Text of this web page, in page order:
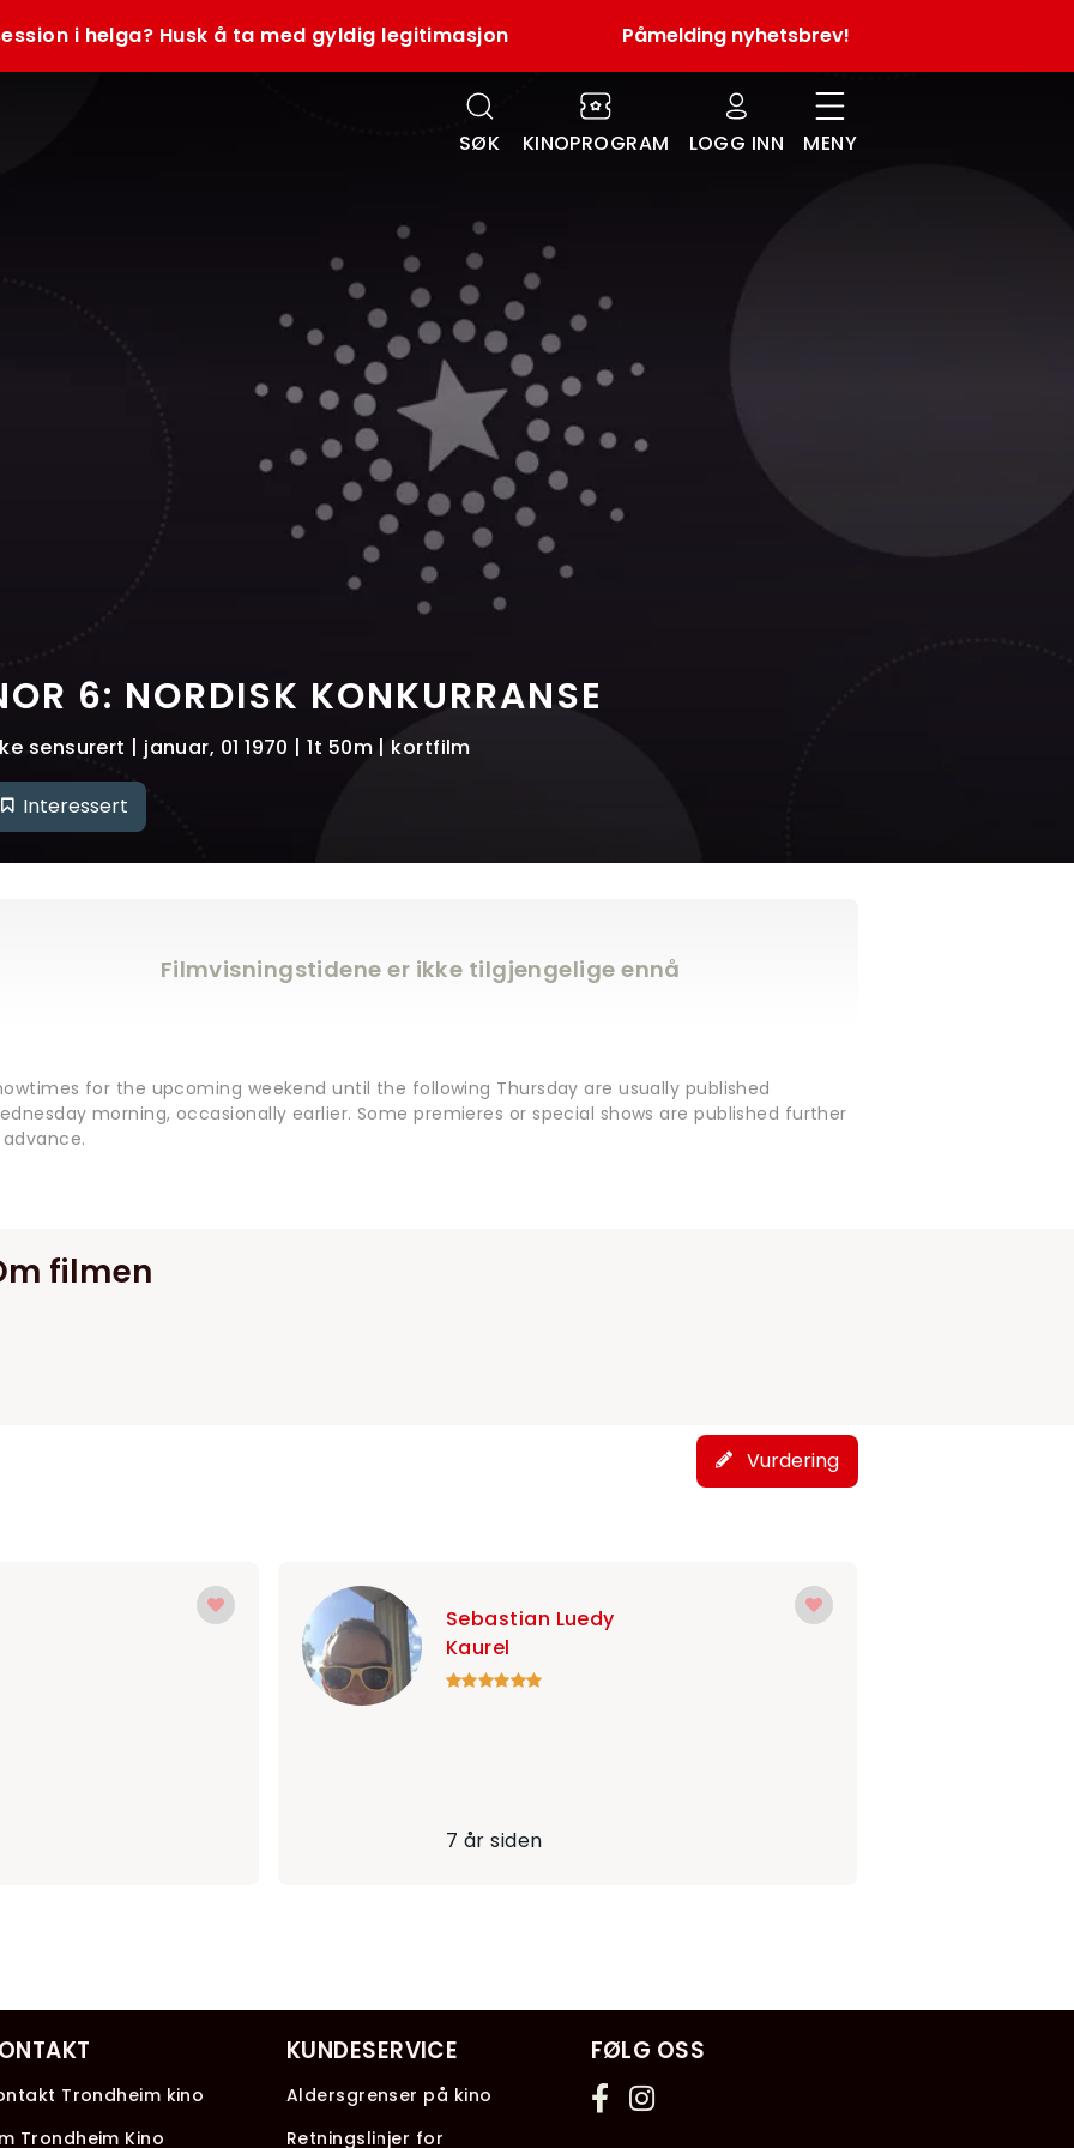
i helga? Husk å ta med gyldig legitimasjon Påmelding nyhetsbrev!
SØK KINOPROGRAM LOGG INN MENY
6: NORDISK KONKURRANSE
sensurert | januar, 01 1970 | 1t 50m | kortfilm
Interessert
Filmvisningstidene er ikke tilgjengelige ennå
for the upcoming weekend until the following Thursday are usually published
morning, occasionally earlier. Some premieres or special shows are published further
filmen
Vurdering
Sebastian Luedy
Kaurel
7 år siden
Trondheim kino
Trondheim Kino
KUNDESERVICE
Aldersgrenser på kino
Retningslinjer for
FØLG OSS